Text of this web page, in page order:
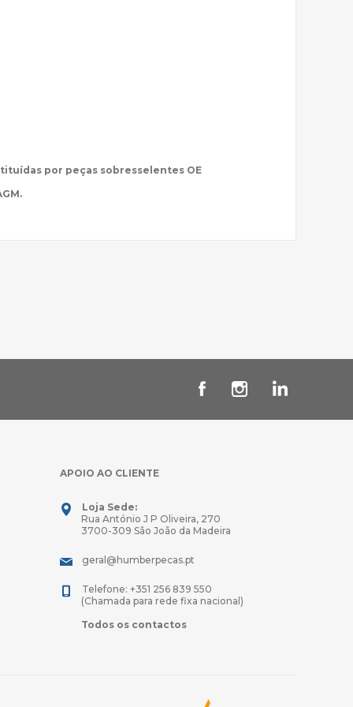
por peças sobresselentes OE
APOIO AO CLIENTE
Loja Sede:
Rua António J P Oliveira, 270
3700-309 São João da Madeira
geral@humberpecas.pt
Telefone: +351 256 839 550
(Chamada para rede fixa nacional)
Todos os contactos